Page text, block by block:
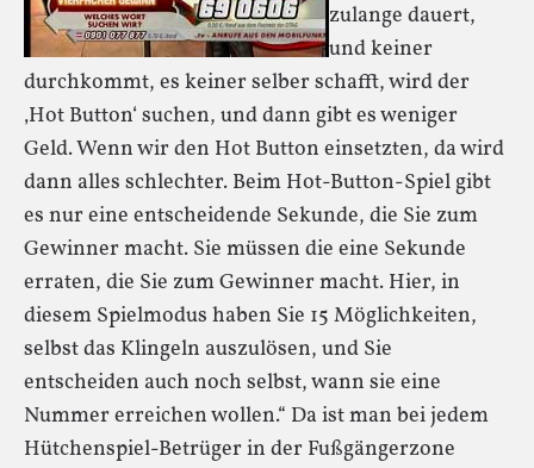
zulange dauert,
und keiner
durchkommt, es keiner selber schafft, wird der
‚Hot Button‘ suchen, und dann gibt es weniger
Geld. Wenn wir den Hot Button einsetzten, da wird
dann alles schlechter. Beim Hot-Button-Spiel gibt
es nur eine entscheidende Sekunde, die Sie zum
Gewinner macht. Sie müssen die eine Sekunde
erraten, die Sie zum Gewinner macht. Hier, in
diesem Spielmodus haben Sie 15 Möglichkeiten,
selbst das Klingeln auszulösen, und Sie
entscheiden auch noch selbst, wann sie eine
Nummer erreichen wollen.“ Da ist man bei jedem
Hütchenspiel-Betrüger in der Fußgängerzone